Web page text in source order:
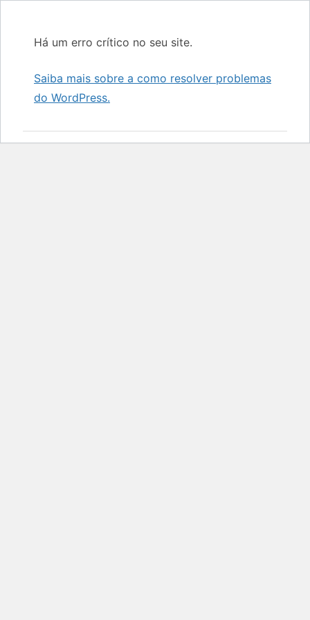
Há um erro crítico no seu site.
Saiba mais sobre a como resolver problemas
do WordPress.